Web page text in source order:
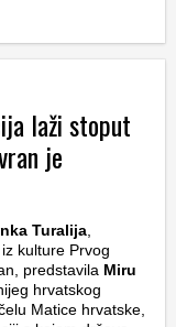
laži stoput
je
Turalija
kulture Prvog
predstavila Miru
hrvatskog
Matice hrvatske,